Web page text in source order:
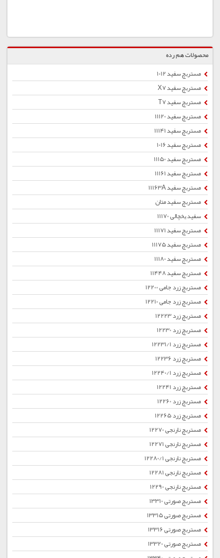
محصولات هم رده
مستربچ سفید 1012
مستربچ سفید X7
مستربچ سفید T7
مستربچ سفید 11120
مستربچ سفید 11141
مستربچ سفید 1016
مستربچ سفید 11150
مستربچ سفید 11161
مستربچ سفید 11163A
مستربچ سفید متان
سفید یخچالی 11170
مستربچ سفید 11171
مستربچ سفید 11175
مستربچ سفید 11180
مستربچ سفید 11448
مستربچ زرد جامی 12200
مستربچ زرد جامی 12210
مستربچ زرد 12223
مستربچ زرد 12230
مستربچ زرد 12231/1
مستربچ زرد 12236
مستربچ زرد 12240/1
مستربچ زرد 12241
مستربچ زرد 12260
مستربچ زرد 12265
مستربچ نارنجی 12270
مستربچ نارنجی 12271
مستربچ نارنجی 12280/1
مستربچ نارنجی 12281
مستربچ نارنجی 12290
مستربچ صورتی 13310
مستربچ صورتی 13315
مستربچ صورتی 13316
مستربچ صورتی 13320